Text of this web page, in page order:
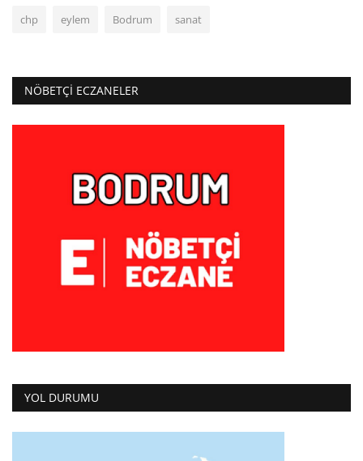
chp eylem Bodrum sanat
NÖBETÇI ECZANELER
YOL DURUMU